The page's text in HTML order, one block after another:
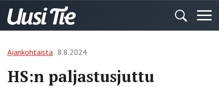
Ajankohtaista 8.8.2024
HS:n paljastusjuttu